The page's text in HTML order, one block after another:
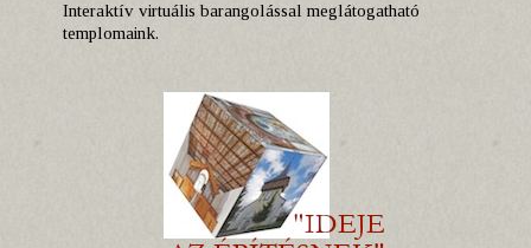
Interaktív virtuális barangolással meglátogatható
templomaink.